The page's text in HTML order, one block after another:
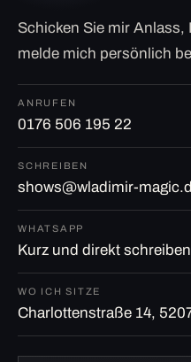
Schicken Sie mir Anlass,
melde mich persönlich
ANRUFEN
0176 506 195 22
SCHREIBEN
shows@wladimir-
WHATSAPP
Kurz und direkt
WO ICH SITZE
Charlottenstraße 14,